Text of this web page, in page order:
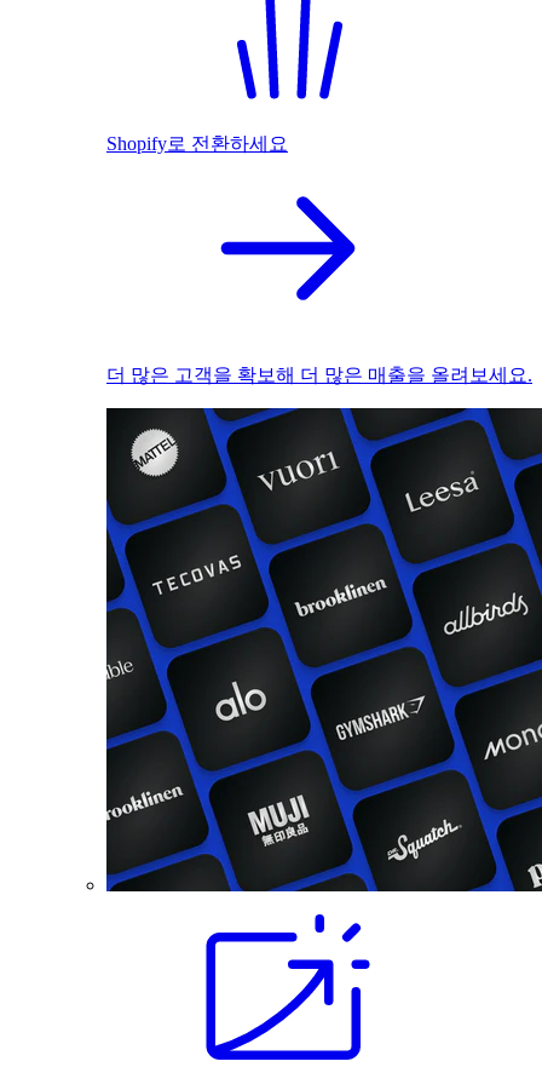
Shopify로 전환하세요
더 많은 고객을 확보해 더 많은 매출을 올려보세요.